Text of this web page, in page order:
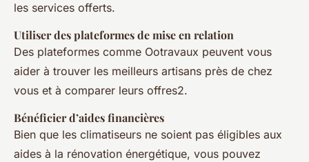
les services offerts.
Utiliser des plateformes de mise en relation
Des plateformes comme Ootravaux peuvent vous
aider à trouver les meilleurs artisans près de chez
vous et à comparer leurs offres2.
Bénéficier d’aides financières
Bien que les climatiseurs ne soient pas éligibles aux
aides à la rénovation énergétique, vous pouvez